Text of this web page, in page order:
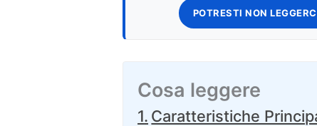
POTRESTI NON
Cosa leggere
Caratteristiche